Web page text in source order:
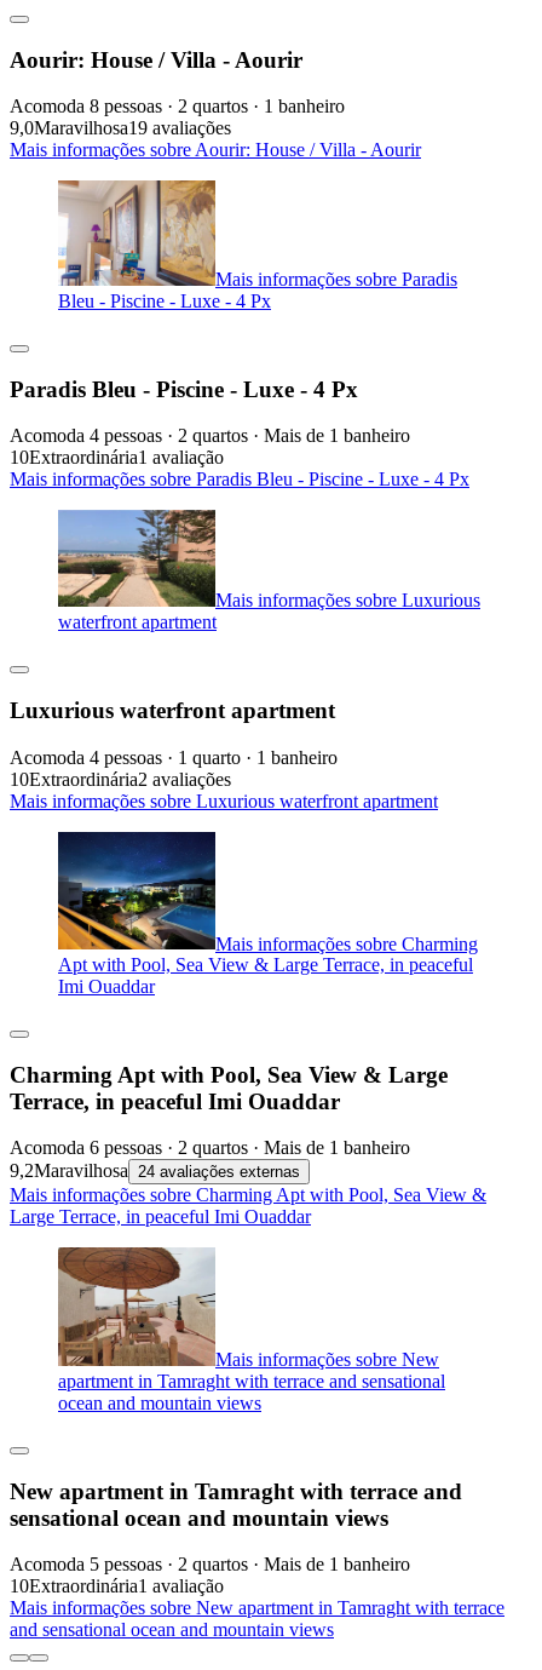
Aourir: House / Villa - Aourir
Acomoda 8 pessoas · 2 quartos · 1 banheiro
9,0Maravilhosa19 avaliações
Mais informações sobre Aourir: House / Villa - Aourir
Mais informações sobre Paradis
Bleu - Piscine - Luxe - 4 Px
Paradis Bleu - Piscine - Luxe - 4 Px
Acomoda 4 pessoas · 2 quartos · Mais de 1 banheiro
10Extraordinária1 avaliação
Mais informações sobre Paradis Bleu - Piscine - Luxe - 4 Px
Mais informações sobre Luxurious
waterfront apartment
Luxurious waterfront apartment
Acomoda 4 pessoas · 1 quarto · 1 banheiro
10Extraordinária2 avaliações
Mais informações sobre Luxurious waterfront apartment
Mais informações sobre Charming
Apt with Pool, Sea View & Large Terrace, in peaceful
Imi Ouaddar
Charming Apt with Pool, Sea View & Large
Terrace, in peaceful Imi Ouaddar
Acomoda 6 pessoas · 2 quartos · Mais de 1 banheiro
9,2Maravilhosa 24 avaliações externas
Mais informações sobre Charming Apt with Pool, Sea View &
Large Terrace, in peaceful Imi Ouaddar
Mais informações sobre New
apartment in Tamraght with terrace and sensational
ocean and mountain views
New apartment in Tamraght with terrace and
sensational ocean and mountain views
Acomoda 5 pessoas · 2 quartos · Mais de 1 banheiro
10Extraordinária1 avaliação
Mais informações sobre New apartment in Tamraght with terrace
and sensational ocean and mountain views